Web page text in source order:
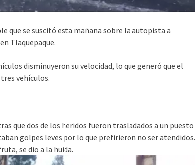
que se suscitó esta mañana sobre la autopista a
Tlaquepaque.
disminuyeron su velocidad, lo que generó que el
vehículos.
que dos de los heridos fueron trasladados a un puesto
golpes leves por lo que prefirieron no ser atendidos.
se dio a la huida.